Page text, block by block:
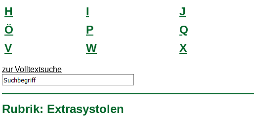
H
I J
Ö
P Q
V
W X
zur Volltextsuche
Rubrik: Extrasystolen